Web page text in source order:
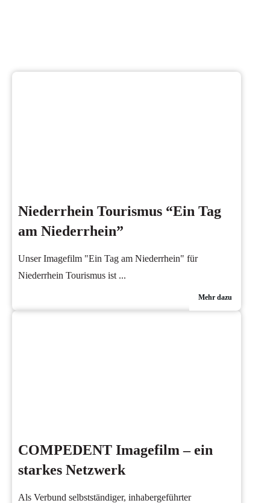
Niederrhein Tourismus “Ein Tag
am Niederrhein”
Unser Imagefilm "Ein Tag am Niederrhein" für
Niederrhein Tourismus ist ...
Mehr dazu
COMPEDENT Imagefilm – ein
starkes Netzwerk
Als Verbund selbstständiger, inhabergeführter